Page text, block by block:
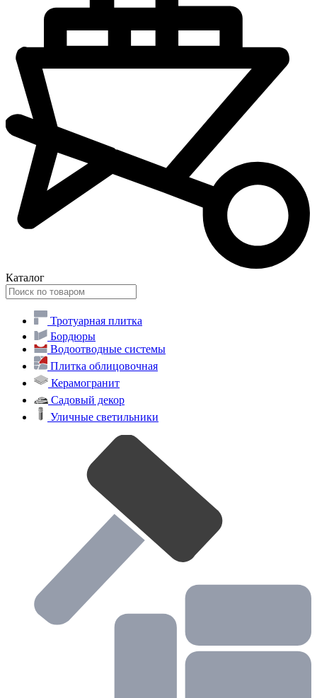
Каталог
Тротуарная плитка
Бордюры
Водоотводные системы
Плитка облицовочная
Керамогранит
Садовый декор
Уличные светильники